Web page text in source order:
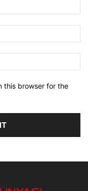
this browser for the